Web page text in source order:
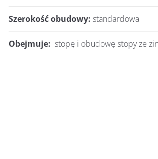
Szerokość obudowy: standardowa
Obejmuje: stopę i obudowę stopy ze